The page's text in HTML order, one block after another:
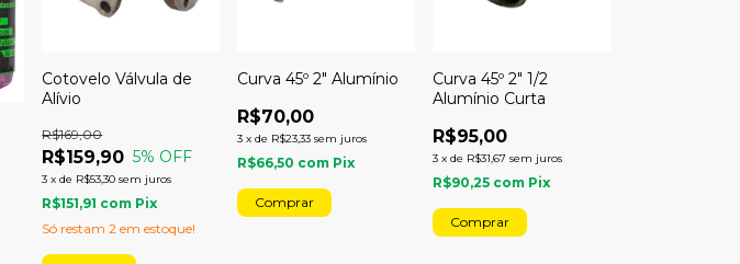
Cotovelo Válvula de
Alívio
R$159,90
R$169,00
5% OFF
3 xde R$53,30 sem juros
R$151,91 com Pix
Só restam2 em estoque!
Curva 45º 2" Alumínio
R$70,00
3 xde R$23,33 sem juros
R$66,50 com Pix
Curva 45º 2" 1/2
Alumínio Curta
R$95,00
3 xde R$31,67 sem juros
R$90,25 com Pix